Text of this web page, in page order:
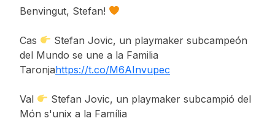
Benvingut, Stefan!
Cas
Stefan Jovic, un playmaker subcampeón
del Mundo se une a la Familia
Taronjahttps://t.co/M6AInvupec
Val
Stefan Jovic, un playmaker subcampió del
Món s'unix a la Família